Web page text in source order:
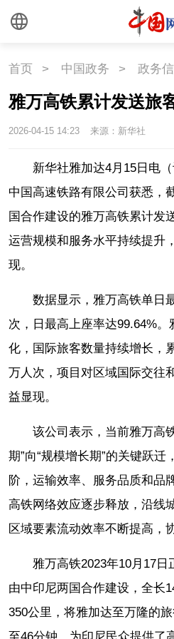
国情
海洋 草原
联盟
首页 > 中国政务 > 政务
雅万高铁累计发送旅
2026-04-15 14:23 来源：新华社
新华社雅加达4月15日电
中国高速铁路有限公司获悉，
国合作建设的雅万高铁累计发
运营规模和服务水平持续提升
现。
数据显示，雅万高铁单日
次，日最高上座率达99.64%
化，国际旅客数量持续增长，
万人次，项目对区域国际交往
益显现。
该公司表示，当前雅万高
期”向“规模增长期”的关键跃迁
阶，运输效率、服务品质和品
高铁网络效应逐步释放，沿线
区域要素流动效率不断提高，
雅万高铁2023年10月17
由中印尼两国合作建设，全长
350公里，将雅加达至万隆的
至46分钟，为印尼民众提供了